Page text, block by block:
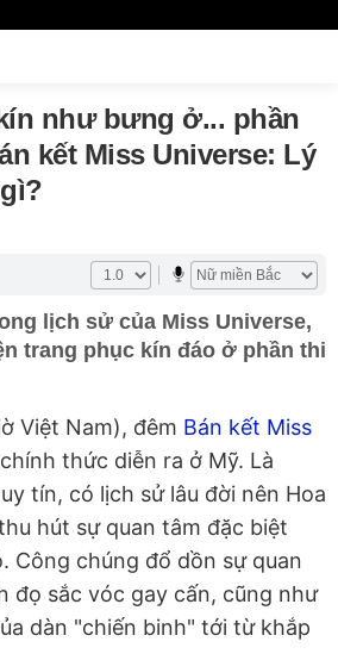
như bưng ở... phần
kết Miss Universe: Lý
lịch sử của Miss Universe,
trang phục kín đáo ở phần thi
Việt Nam), đêm Bán kết Miss
thức diễn ra ở Mỹ. Là
tín, có lịch sử lâu đời nên Hoa
hút sự quan tâm đặc biệt
Công chúng đổ dồn sự quan
đọ sắc vóc gay cấn, cũng như
dàn "chiến binh" tới từ khắp